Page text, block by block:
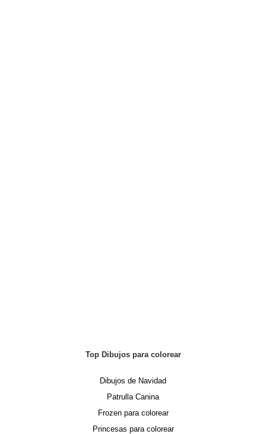
Top Dibujos para colorear
Dibujos de Navidad
Patrulla Canina
Frozen para colorear
Princesas para colorear